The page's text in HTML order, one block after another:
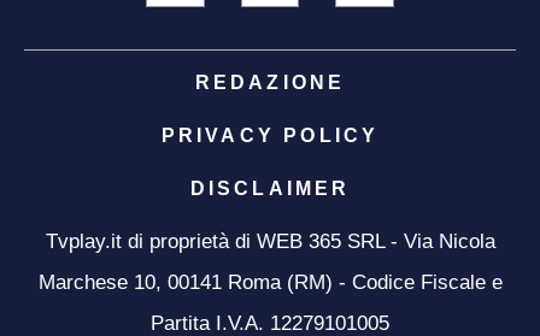
REDAZIONE
PRIVACY POLICY
DISCLAIMER
Tvplay.it di proprietà di WEB 365 SRL - Via Nicola
Marchese 10, 00141 Roma (RM) - Codice Fiscale e
Partita I.V.A. 12279101005